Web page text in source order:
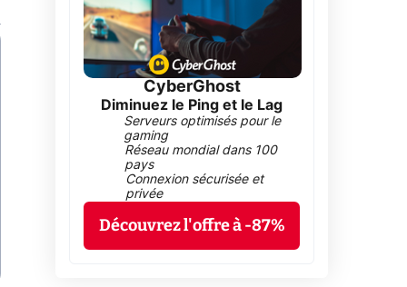
CyberGhost
Diminuez le Ping et le Lag
Serveurs optimisés pour le
gaming
Réseau mondial dans 100
pays
Connexion sécurisée et
privée
Découvrez l'offre à -87%